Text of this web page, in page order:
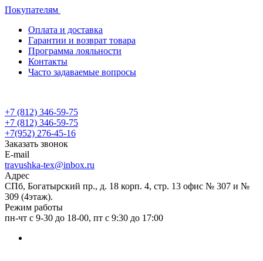
Покупателям
Оплата и доставка
Гарантии и возврат товара
Программа лояльности
Контакты
Часто задаваемые вопросы
+7 (812) 346-59-75
+7 (812) 346-59-75
+7(952) 276-45-16
Заказать звонок
E-mail
travushka-tex@inbox.ru
Адрес
СПб, Богатырский пр., д. 18 корп. 4, стр. 13 офис № 307 и №
309 (4этаж).
Режим работы
пн-чт с 9-30 до 18-00, пт с 9:30 до 17:00